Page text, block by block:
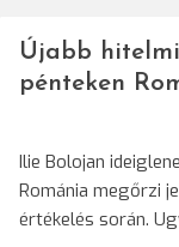
Újabb
pénteken
Ilie Bolojan
Románia megőrzi
értékelés során.